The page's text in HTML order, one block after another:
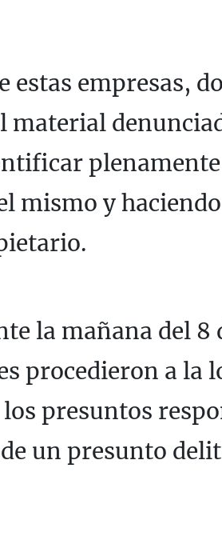
estas empresas,
material
plenamente
mismo y
la mañana del 8
procedieron a la
presuntos
un presunto